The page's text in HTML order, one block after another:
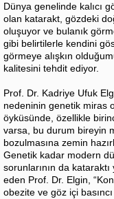
Dünya genelinde kalıcı
olan katarakt, gözdeki
oluşuyor ve bulanık
gibi belirtilerle kendini
görmeye alışkın
kalitesini tehdit ediyor.
Prof. Dr. Kadriye Ufuk
nedeninin genetik miras
öyküsünde, özellikle
varsa, bu durum bireyin
bozulmasına zemin
Genetik kadar modern
sorunlarının da
eden Prof. Dr. Elgin,
obezite ve göz içi